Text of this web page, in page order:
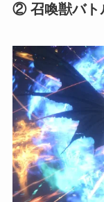
② 召喚獣バト